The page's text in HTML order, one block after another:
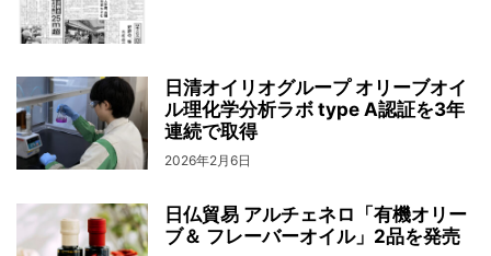
日清オイリオグループ オリーブオイ
ル理化学分析ラボ type A認証を3年
連続で取得
2026年2月6日
日仏貿易 アルチェネロ「有機オリー
ブ＆ フレーバーオイル」2品を発売